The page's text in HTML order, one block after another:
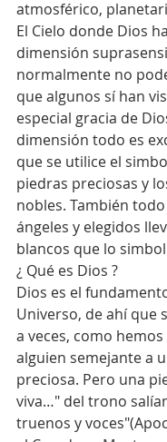
atmosférico,
El Cielo donde Dios
dimensión
normalmente no
que algunos sí han
especial gracia de
dimensión todo es
que se utilice el
piedras preciosas y
nobles. También
ángeles y elegidos
blancos que lo
¿ Qué es Dios ?
Dios es el
Universo, de ahí que
a veces, como
alguien semejante a
preciosa. Pero una
viva…" del trono
truenos y